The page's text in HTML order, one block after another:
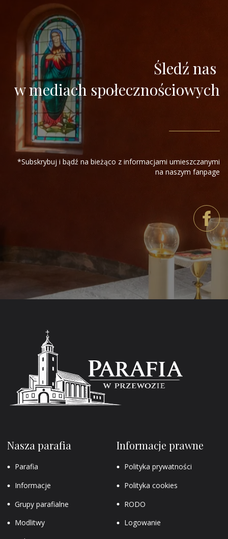
Śledź nas
w mediach społecznościowych
*Subskrybuj i bądź na bieżąco z informacjami umieszczanymi
na naszym fanpage
Nasza parafia
Parafia
Informacje
Grupy parafialne
Modlitwy
Informacje prawne
Polityka prywatności
Polityka cookies
RODO
Logowanie